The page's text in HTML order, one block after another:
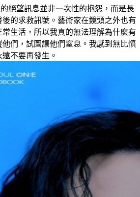
絕望訊息並非一次性的抱怨，而是長
的求救訊號。藝術家在鏡頭之外也有
生活，所以我真的無法理解為什麼有
們，試圖讓他們窒息。我感到無比憤
不要再發生。